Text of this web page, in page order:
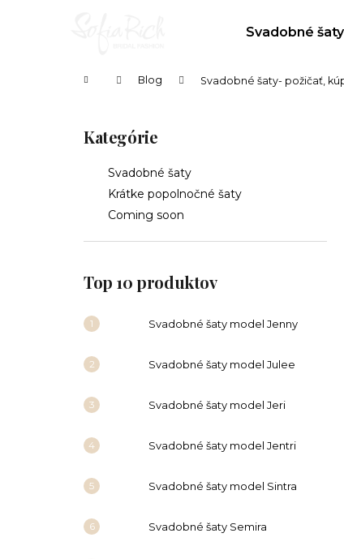
Svadobné šaty
Domov Blog Svadobné šaty- požičať,
Preskočiť
kategórie
Kategórie
Svadobné šaty
Krátke popolnočné šaty
Coming soon
Top 10 produktov
Svadobné šaty model Jenny
Svadobné šaty model Julee
Svadobné šaty model Jeri
Svadobné šaty model Jentri
Svadobné šaty model Sintra
Svadobné šaty Semira
SVADOBNÉ ŠATY MODEL JENNY